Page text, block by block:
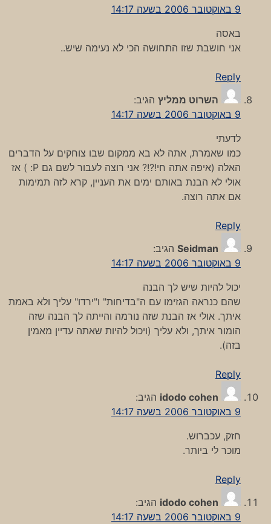
9 באוקטובר 2006 בשעה 14:17
באסה
אני חושבת שזו התחושה הכי לא נעימה שיש..
Reply
השרוט ממליץ הגיב:
9 באוקטובר 2006 בשעה 14:17
לדעתי
כמו שאמרת, אתה לא בא ממקום שבו צוחקים על הדברים
האלה (איפה אתה חי!?!? אני רוצה לעבור לשם גם P: ) אז
אולי לא הבנת באותם ימים את העניין, קרא לזה תמימות
אם אתה רוצה.
Reply
Seidman הגיב:
9 באוקטובר 2006 בשעה 14:17
יכול להיות שיש לך הבנה
שהם כנראה הגזימו עם ה"בדיחות" ו"ירדו" עליך ולא באמת
איתך. אולי אז הבנת שזה נורמה והייתה לך הבנה שזה
הומור איתך, ולא עליך (ויכול להיות שאתה עדיין מאמין
בזה).
Reply
idodo cohen הגיב:
9 באוקטובר 2006 בשעה 14:17
חזק, עכברוש.
מוכר לי ביותר.
Reply
idodo cohen הגיב:
9 באוקטובר 2006 בשעה 14:17